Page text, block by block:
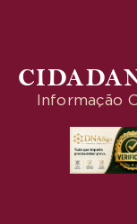
Informação